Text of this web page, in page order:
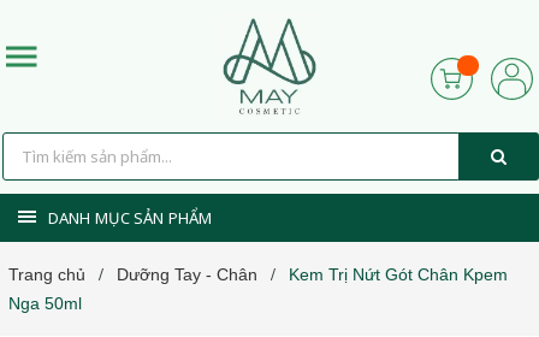
DANH MỤC SẢN PHẨM
Trang chủ / Dưỡng Tay - Chân /
Kem Trị Nứt Gót Chân Kpem
Nga 50ml